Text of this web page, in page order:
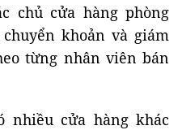
chủ cửa hàng phòng
khoản và giám
từng nhân viên bán
nhiều cửa hàng khác